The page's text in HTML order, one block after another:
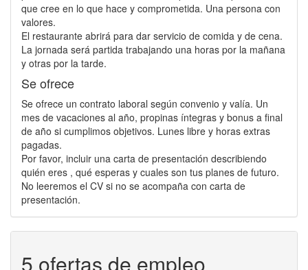
que cree en lo que hace y comprometida. Una persona con
valores.
El restaurante abrirá para dar servicio de comida y de cena.
La jornada será partida trabajando una horas por la mañana
y otras por la tarde.
Se ofrece
Se ofrece un contrato laboral según convenio y valía. Un
mes de vacaciones al año, propinas íntegras y bonus a final
de año si cumplimos objetivos. Lunes libre y horas extras
pagadas.
Por favor, incluir una carta de presentación describiendo
quién eres , qué esperas y cuales son tus planes de futuro.
No leeremos el CV si no se acompaña con carta de
presentación.
5 ofertas de empleo